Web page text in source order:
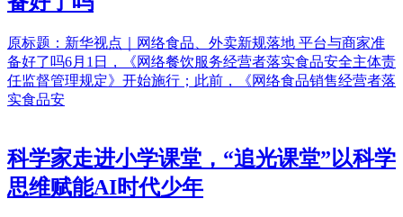
原标题：新华视点｜网络食品、外卖新规落地 平台与商家准
备好了吗6月1日，《网络餐饮服务经营者落实食品安全主体责
任监督管理规定》开始施行；此前，《网络食品销售经营者落
实食品安
科学家走进小学课堂，“追光课堂”以科学
思维赋能AI时代少年